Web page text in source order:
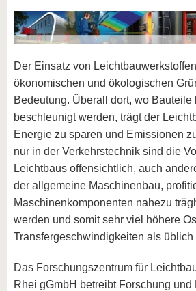
Engagement
Strukturwandel
Förderung
Wissenschaftlicher
Im
Studium
dem
Studium
Ausland
an die
BTU
BTU ins
Ausland
Für
internationale
Studierende
Kontakt
Der Einsatz von
ökonomischen und ökologischen
Bedeutung. Überall dort, wo Bauteile
beschleunigt werden, trägt der
Energie zu sparen und Emissionen
nur in der Verkehrstechnik sind die
Leichtbaus offensichtlich, auch
der allgemeine Maschinenbau,
Maschinenkomponenten nahezu
werden und somit sehr viel höhere
Transfergeschwindigkeiten als
Das Forschungszentrum für
Rhei gGmbH betreibt Forschung